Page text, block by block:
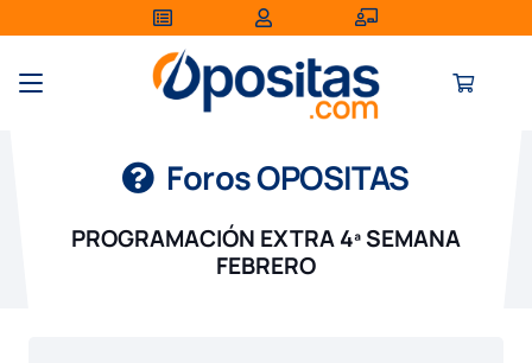
Foros OPOSITAS
PROGRAMACIÓN EXTRA 4ª SEMANA
FEBRERO